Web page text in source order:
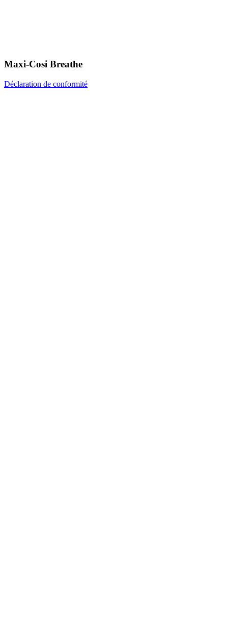
Maxi-Cosi Breathe
Déclaration de conformité